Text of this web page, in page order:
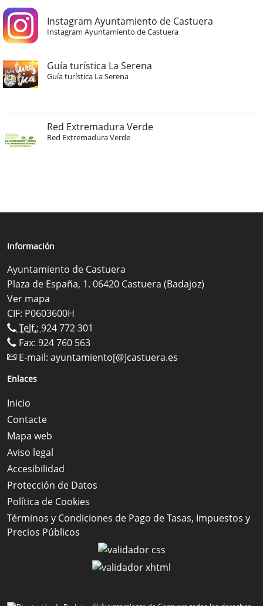
Instagram Ayuntamiento de Castuera
Instagram Ayuntamiento de Castuera
Guía turística La Serena
Guía turística La Serena
Red Extremadura Verde
Red Extremadura Verde
Información
Ayuntamiento de Castuera
Plaza de España, 1. 06420 Castuera (Badajoz)
Ver mapa
CIF: P0603600H
Telf.: 924 772 301
Fax: 924 760 563
E-mail: ayuntamiento[@]castuera.es
Enlaces
Inicio
Contacte
Mapa web
Aviso legal
Accesibilidad
Protección de Datos
Política de Cookies
Términos y Condiciones de Pago de Tasas, Impuestos y
Precios Públicos